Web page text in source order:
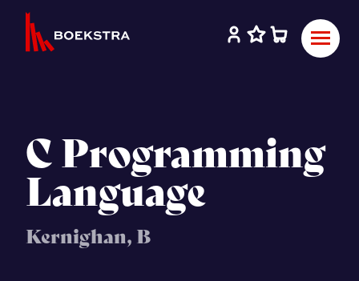
C Programming
Language
Kernighan, B